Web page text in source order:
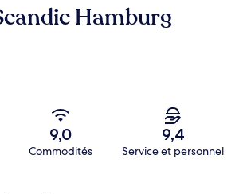
Hamburg
9,0
Commodités
9,4
Service et personnel